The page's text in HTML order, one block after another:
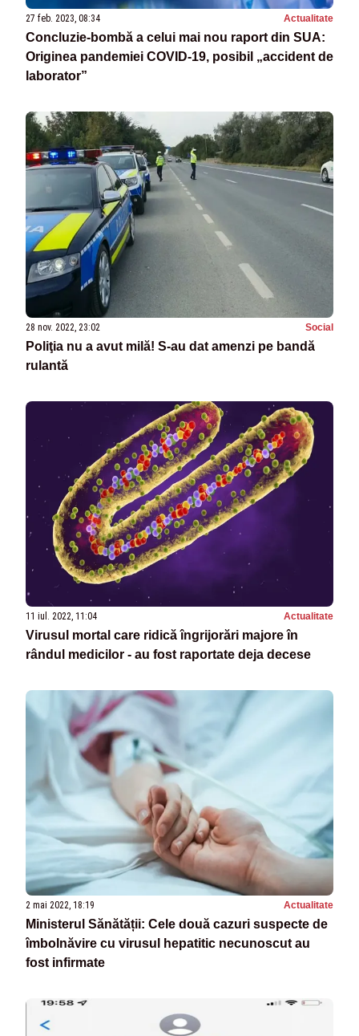
27 feb. 2023, 08:34 Actualitate
Concluzie-bombă a celui mai nou raport din SUA:
Originea pandemiei COVID-19, posibil „accident de
laborator”
28 nov. 2022, 23:02 Social
Poliţia nu a avut milă! S-au dat amenzi pe bandă
rulantă
11 iul. 2022, 11:04 Actualitate
Virusul mortal care ridică îngrijorări majore în
rândul medicilor - au fost raportate deja decese
2 mai 2022, 18:19 Actualitate
Ministerul Sănătății: Cele două cazuri suspecte de
îmbolnăvire cu virusul hepatitic necunoscut au
fost infirmate